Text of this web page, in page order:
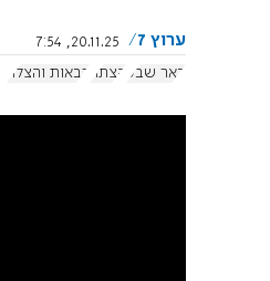
ערוץ 7
20.11.25, 7:54
באר שבע הצתה כבאות והצלה